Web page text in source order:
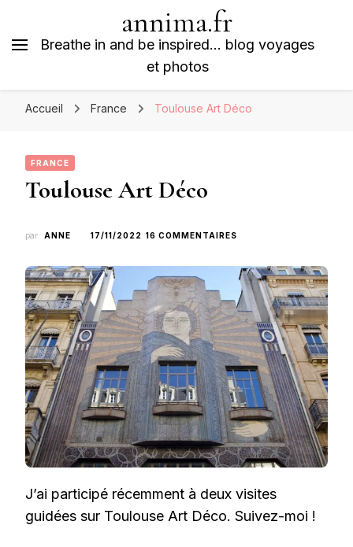
annima.fr
Breathe in and be inspired… blog voyages
et photos
Accueil France Toulouse Art Déco
FRANCE
Toulouse Art Déco
par ANNE 17/11/2022 16 COMMENTAIRES
DÉCO
J’ai participé récemment à deux visites
guidées sur Toulouse Art Déco. Suivez-moi !